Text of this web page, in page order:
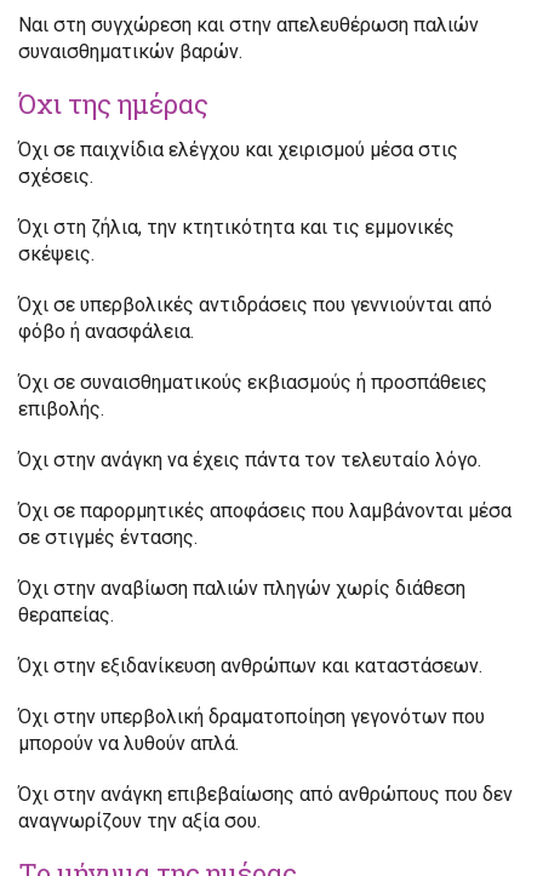
Ναι στη συγχώρεση και στην απελευθέρωση παλιών
συναισθηματικών βαρών.
Όχι της ημέρας
Όχι σε παιχνίδια ελέγχου και χειρισμού μέσα στις
σχέσεις.
Όχι στη ζήλια, την κτητικότητα και τις εμμονικές
σκέψεις.
Όχι σε υπερβολικές αντιδράσεις που γεννιούνται από
φόβο ή ανασφάλεια.
Όχι σε συναισθηματικούς εκβιασμούς ή προσπάθειες
επιβολής.
Όχι στην ανάγκη να έχεις πάντα τον τελευταίο λόγο.
Όχι σε παρορμητικές αποφάσεις που λαμβάνονται μέσα
σε στιγμές έντασης.
Όχι στην αναβίωση παλιών πληγών χωρίς διάθεση
θεραπείας.
Όχι στην εξιδανίκευση ανθρώπων και καταστάσεων.
Όχι στην υπερβολική δραματοποίηση γεγονότων που
μπορούν να λυθούν απλά.
Όχι στην ανάγκη επιβεβαίωσης από ανθρώπους που δεν
αναγνωρίζουν την αξία σου.